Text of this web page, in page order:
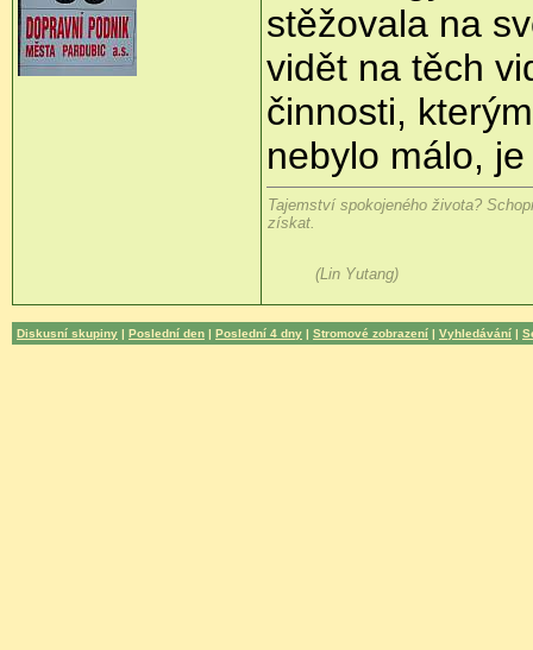
stěžovala na
vidět na těch
činnosti,
nebylo málo,
Tajemství spokojeného života?
získat.
(Lin Yutang)
Diskusní skupiny | Poslední den | Poslední 4 dny | Stromové zobrazení | Vyhledávání |